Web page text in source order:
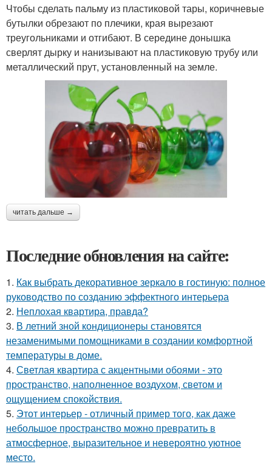
Чтобы сделать пальму из пластиковой тары, коричневые
бутылки обрезают по плечики, края вырезают
треугольниками и отгибают. В середине донышка
сверлят дырку и нанизывают на пластиковую трубу или
металлический прут, установленный на земле.
читать дальше →
Последние обновления на сайте:
1. Как выбрать декоративное зеркало в гостиную: полное
руководство по созданию эффектного интерьера
2. Неплохая квартира, правда?
3. В летний зной кондиционеры становятся
незаменимыми помощниками в создании комфортной
температуры в доме.
4. Светлая квартира с акцентными обоями - это
пространство, наполненное воздухом, светом и
ощущением спокойствия.
5. Этот интерьер - отличный пример того, как даже
небольшое пространство можно превратить в
атмосферное, выразительное и невероятно уютное
место.